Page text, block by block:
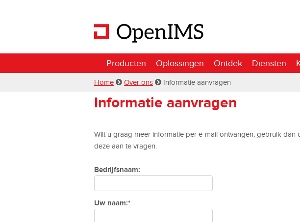
Producten Oplossingen Ontdek Diensten
Home Over ons Informatie aanvragen
Informatie aanvragen
Wilt u graag meer informatie per e-mail ontvangen, gebruik dan
deze aan te vragen.
Bedrijfsnaam:
Uw naam:*